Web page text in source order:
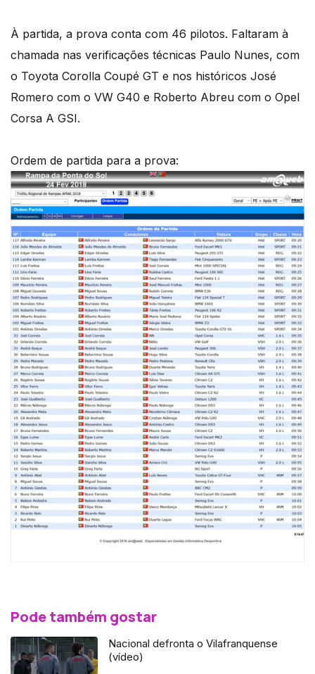
À partida, a prova conta com 46 pilotos. Faltaram à
chamada nas verificações técnicas Paulo Nunes, com
o Toyota Corolla Coupé GT e nos históricos José
Romero com o VW G40 e Roberto Abreu com o Opel
Corsa A GSI.
Ordem de partida para a prova:
Pode também gostar
Nacional defronta o Vilafranquense
(vídeo)